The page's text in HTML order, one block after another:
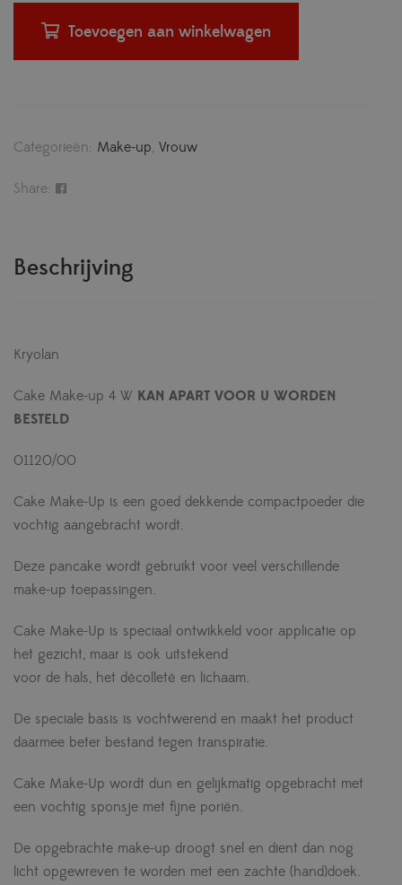
Toevoegen aan winkelwagen
Categorieën: Make-up, Vrouw
Share:
Beschrijving
Kryolan
Cake Make-up 4 W KAN APART VOOR U WORDEN
BESTELD
01120/00
Cake Make-Up is een goed dekkende compactpoeder die
vochtig aangebracht wordt.
Deze pancake wordt gebruikt voor veel verschillende
make-up toepassingen.
Cake Make-Up is speciaal ontwikkeld voor applicatie op
het gezicht, maar is ook uitstekend
voor de hals, het décolleté en lichaam.
De speciale basis is vochtwerend en maakt het product
daarmee beter bestand tegen transpiratie.
Cake Make-Up wordt dun en gelijkmatig opgebracht met
een vochtig sponsje met fijne poriën.
De opgebrachte make-up droogt snel en dient dan nog
licht opgewreven te worden met een zachte (hand)doek.